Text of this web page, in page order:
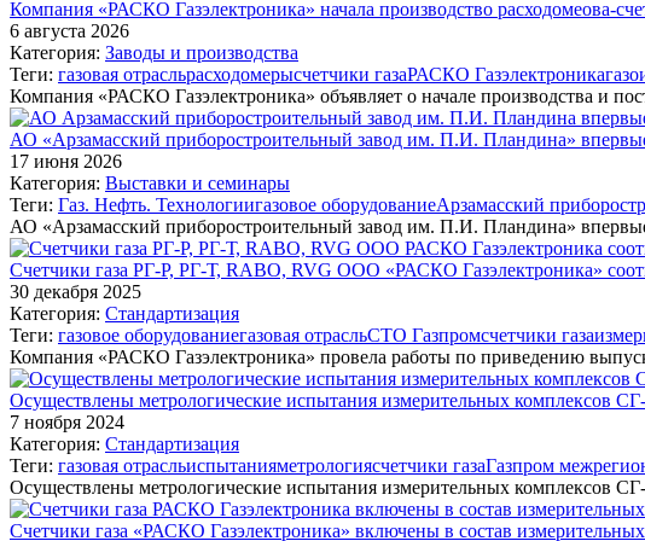
Компания «РАСКО Газэлектроника» начала производство расходомеова-
6 августа 2026
Категория: Заводы и производства
Теги: газовая отрасльрасходомерысчетчики газаРАСКО Газэлектроника
Компания «РАСКО Газэлектроника» объявляет о начале производства и
АО «Арзамасский приборостроительный завод им. П.И. Пландина»
17 июня 2026
Категория: Выставки и семинары
Теги: Газ. Нефть. Технологиигазовое оборудованиеАрзамасский
АО «Арзамасский приборостроительный завод им. П.И. Пландина»
Счетчики газа РГ-Р, РГ-Т, RABO, RVG ООО «РАСКО Газэлектроника»
30 декабря 2025
Категория: Стандартизация
Теги: газовое оборудованиегазовая отрасльСТО Газпромсчетчики газа
Компания «РАСКО Газэлектроника» провела работы по приведению
Осуществлены метрологические испытания измерительных комплексов
7 ноября 2024
Категория: Стандартизация
Теги: газовая отрасльиспытанияметрологиясчетчики газаГазпром
Осуществлены метрологические испытания измерительных комплексов СГ-
Счетчики газа «РАСКО Газэлектроника» включены в состав